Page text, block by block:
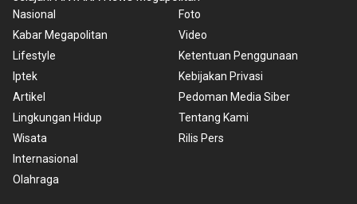
Nasional
Kabar Megapolitan
Lifestyle
Iptek
Artikel
Lingkungan Hidup
Wisata
Internasional
Olahraga
Foto
Video
Ketentuan Penggunaan
Kebijakan Privasi
Pedoman Media Siber
Tentang Kami
Rilis Pers